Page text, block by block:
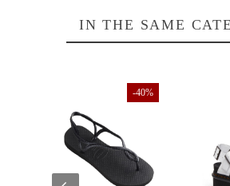
IN THE SAME
-40%